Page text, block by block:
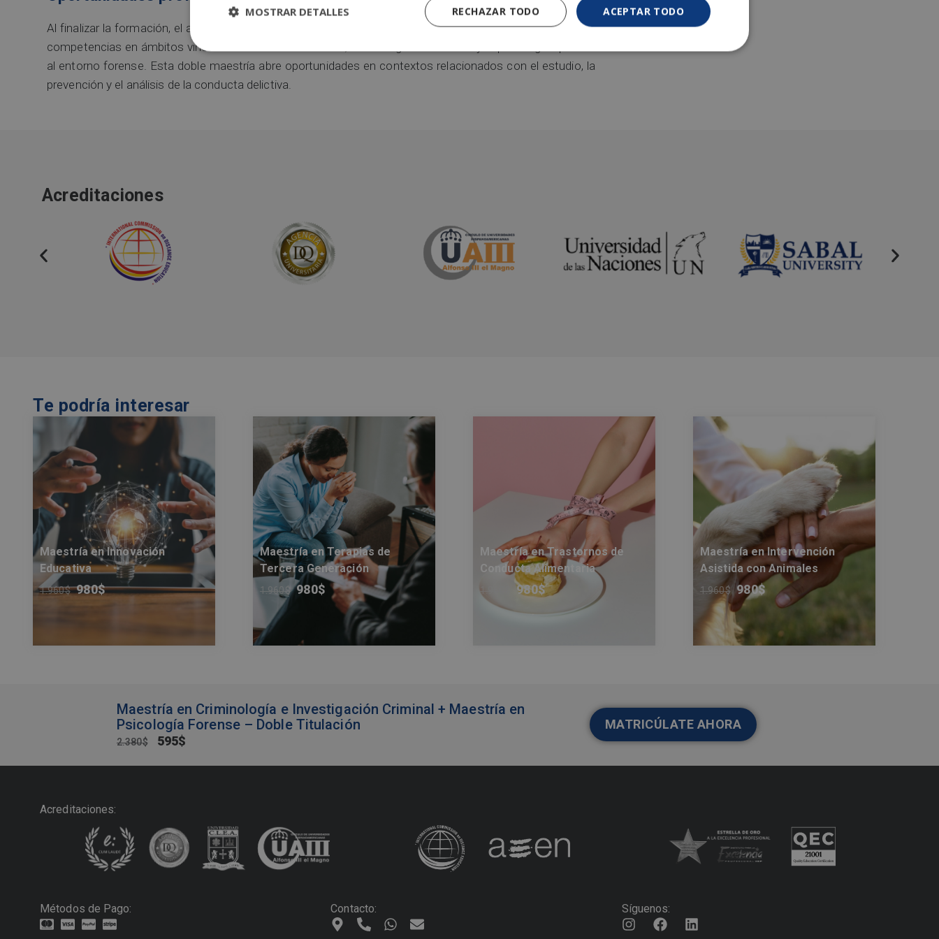
Al finalizar la formación, el alumnado contará con una base teórica completa que le permitirá ampliar sus
competencias en ámbitos vinculados al análisis del delito, la investigación criminal y la psicología aplicada
al entorno forense. Esta doble maestría abre oportunidades en contextos relacionados con el estudio, la
prevención y el análisis de la conducta delictiva.
Acreditaciones
Te podría interesar
Maestría en Innovación
Educativa
1.960$ 980$
Maestría en Terapias de
Tercera Generación
1.960 $ 980$
Maestría en Trastornos de
Conducta Alimentaria
1.960 980$
Maestría en Intervención
Asistida con Animales
1.960$ 980$
Maestría en Criminología e Investigación Criminal + Maestría en
Psicología Forense – Doble Titulación
2.380$ 595$
MATRICÚLATE AHORA
Acreditaciones:
Métodos de Pago: Contacto: Síguenos:
ACEPTAR TODO
RECHAZAR TODO
MOSTRAR DETALLES